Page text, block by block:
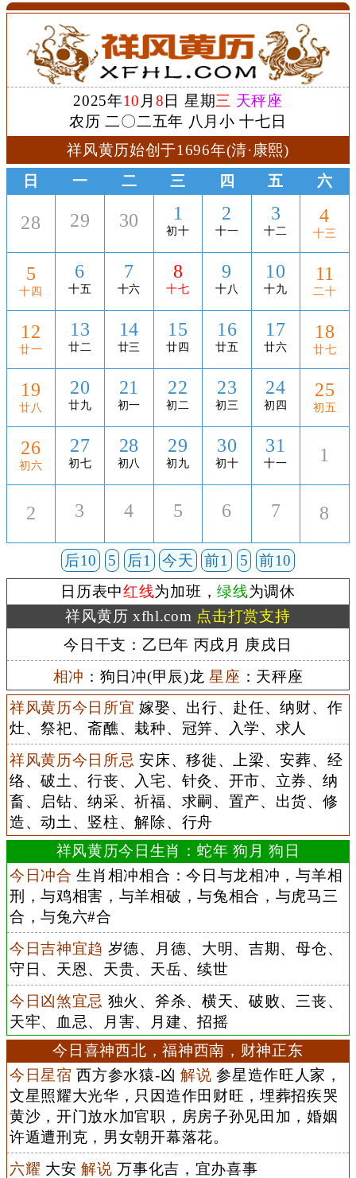
2025年10 月 8 日 星期三 天秤座
农历 二〇二五年 八月小 十七日
祥风黄历始创于1696年(清·康熙)
日
一 二 三 四 五 六
28 29 30 1
初十
2
十一
3
十二
4
十三
5
十四
6
十五
7
十六
8
十七
9
十八
10
十九
11
二十
12
廿一
13
廿二
14
廿三
15
廿四
16
廿五
17
廿六
18
廿七
19
廿八
20
廿九
21
初一
22
初二
23
初三
24
初四
25
初五
26
初六
27
初七
28
初八
29
初九
30
初十
31
十一 1
2 3 4 5 6 7 8
后10 5 后1 今天 前1 5
前10
日历表中红线为加班，绿线为调休
祥风黄历 xfhl.com 点击打赏支持
今日干支：乙巳年 丙戌月 庚戌日
相冲 ：狗日冲(甲辰)龙星座 ：天秤座
祥风黄历今日所宜 嫁娶、出行、赴任、纳财、作
灶、祭祀、斋醮、栽种、冠笄、入学、求人
祥风黄历今日所忌 安床、移徙、上梁、安葬、经
络、破土、行丧、入宅、针灸、开市、立券、纳
畜、启钻、纳采、祈福、求嗣、置产、出货、修
造、动土、竖柱、解除、行舟
祥风黄历今日生肖：蛇年 狗月 狗日
今日冲合 生肖相冲相合：今日与龙相冲，与羊相
刑，与鸡相害，与羊相破，与兔相合，与虎马三
合，与兔六#合
今日吉神宜趋 岁德、月德、大明、吉期、母仓、
守日、天恩、天贵、天岳、续世
今日凶煞宜忌 独火、斧杀、横天、破败、三丧、
天牢、血忌、月害、月建、招摇
今日喜神西北，福神西南，财神正东
今日星宿 西方参水猿-凶 解说 参星造作旺人家，
文星照耀大光华，只因造作田财旺，埋葬招疾哭
黄沙，开门放水加官职，房房子孙见田加，婚姻
许遁遭刑克，男女朝开幕落花。
六耀 大安解说 万事化吉，宜办喜事